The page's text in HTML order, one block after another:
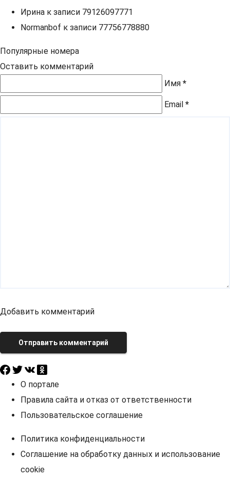
Ирина к записи 79126097771
Normanbof к записи 77756778880
Популярные номера
Оставить комментарий
Имя *
Email *
Добавить комментарий
Отправить комментарий
О портале
Правила сайта и отказ от ответственности
Пользовательское соглашение
Политика конфиденциальности
Соглашение на обработку данных и использование
cookie